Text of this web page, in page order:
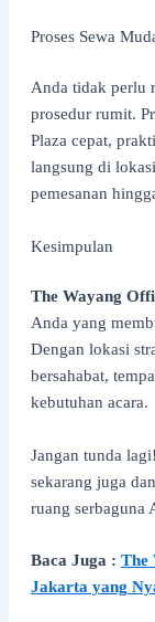
Proses Sewa
Anda tidak perlu
prosedur rumit.
Plaza cepat,
langsung di
pemesanan
Kesimpulan
The Wayang
Anda yang
Dengan lokasi
bersahabat,
kebutuhan acara.
Jangan tunda
sekarang juga
ruang serbaguna
Baca Juga : The
Jakarta yang